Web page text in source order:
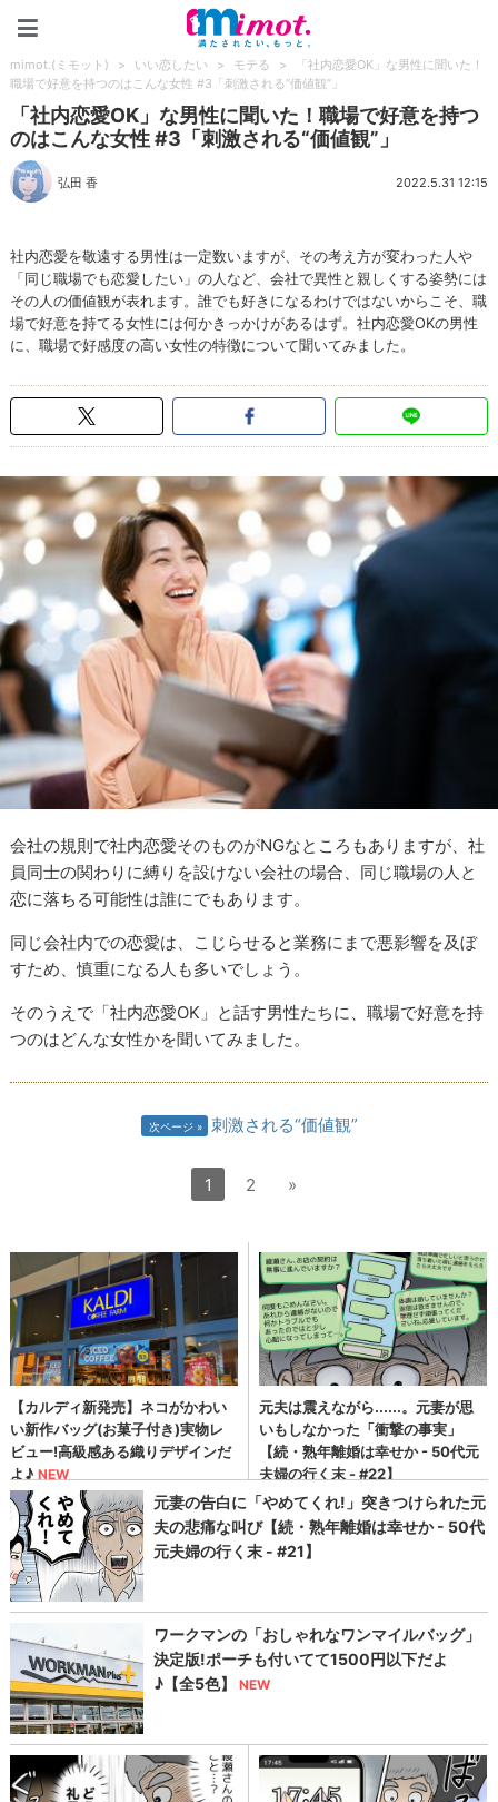
mimot.(ミモット) > いい恋したい > モテる >
「社内恋愛OK」な男性に聞いた！
職場で好意を持つのはこんな女性 #3「刺激される“価値観”」
「社内恋愛OK」な男性に聞いた！職場で好意を持つ
のはこんな女性 #3「刺激される“価値観”」
弘田 香 2022.5.31 12:15
社内恋愛を敬遠する男性は一定数いますが、その考え方が変わった人や
「同じ職場でも恋愛したい」の人など、会社で異性と親しくする姿勢には
その人の価値観が表れます。誰でも好きになるわけではないからこそ、職
場で好意を持てる女性には何かきっかけがあるはず。社内恋愛OKの男性
に、職場で好感度の高い女性の特徴について聞いてみました。
会社の規則で社内恋愛そのものがNGなところもありますが、社
員同士の関わりに縛りを設けない会社の場合、同じ職場の人と
恋に落ちる可能性は誰にでもあります。
同じ会社内での恋愛は、こじらせると業務にまで悪影響を及ぼ
すため、慎重になる人も多いでしょう。
そのうえで「社内恋愛OK」と話す男性たちに、職場で好意を持
つのはどんな女性かを聞いてみました。
次ページ 刺激される“価値観”
1 2 »